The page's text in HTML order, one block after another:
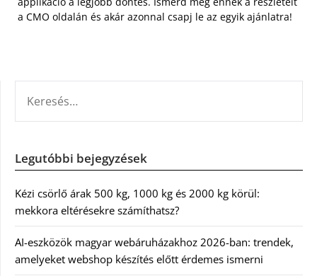
a CMO oldalán és akár azonnal csapj le az egyik ajánlatra!
Legutóbbi bejegyzések
Kézi csörlő árak 500 kg, 1000 kg és 2000 kg körül:
mekkora eltérésekre számíthatsz?
AI-eszközök magyar webáruházakhoz 2026-ban: trendek,
amelyeket webshop készítés előtt érdemes ismerni